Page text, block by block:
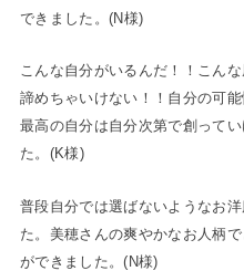
できました。(N様)
こんな自分がいるんだ！！こん
諦めちゃいけない！！自分の可
最高の自分は自分次第で創って
た。(K様)
普段自分では選ばないようなお
た。美穂さんの爽やかなお人柄
ができました。(N様)